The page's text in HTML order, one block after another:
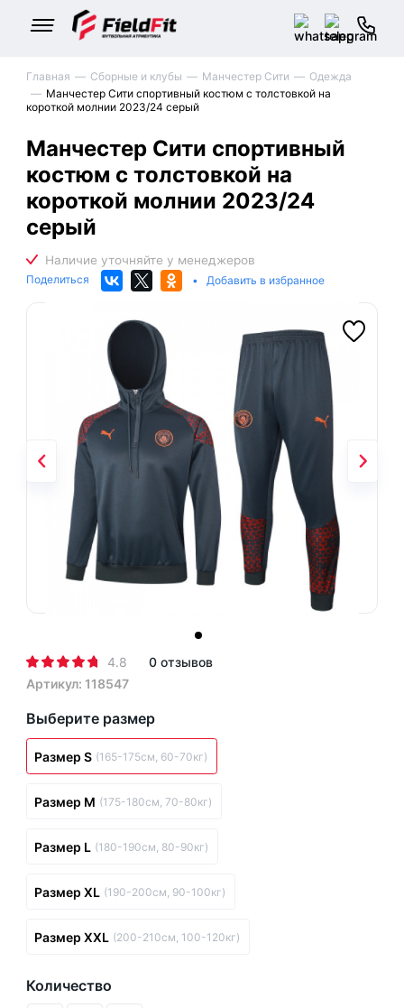
Главная Сборные и клубы Манчестер Сити
Одежда
Манчестер Сити спортивный костюм с толстовкой на
короткой молнии 2023/24 серый
Манчестер Сити спортивный
костюм с толстовкой на
короткой молнии 2023/24
серый
Поделиться • Добавить в избранное
4.8
0 отзывов
Артикул: 118547
Выберите размер
Размер S (165-175см, 60-70кг)
Размер M (175-180см, 70-80кг)
Размер L (180-190см, 80-90кг)
Размер XL (190-200см, 90-100кг)
Размер XXL (200-210см, 100-120кг)
Количество